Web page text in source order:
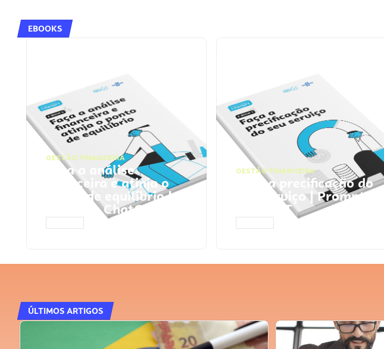
EBOOKS
GESTÃO FINANCEIRA
Faça a análise
financeira e atinja o
ponto de equilíbrio |
Prompts ChatGPT
GESTÃO FINANCEIRA
Faça a precificação do
seu serviço | Prompts
ChatGPT
ÚLTIMOS ARTIGOS